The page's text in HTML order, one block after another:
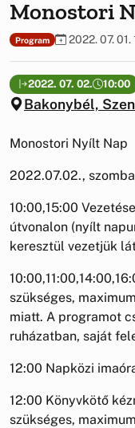
Monostori
Program 2022. 07. 01.
2022. 07. 02. 10:00
Bakonybél,
Monostori Nyílt Nap
2022.07.02.,
10:00,15:00
útvonalon (nyílt
keresztül vezetjük
szükséges,
miatt. A programot
ruházatban, saját
12:00 Napközi
12:00 Könyvkötő
szükséges,